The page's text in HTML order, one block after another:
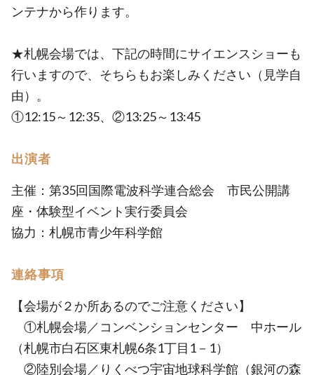
ンテナから作ります。
★札幌会場では、下記の時間にサイエンスショーも
行いますので、そちらもお楽しみください（見学自
由）。
①12:15～12:35、②13:25～13:45
出演者
主催：第35回国際電波科学連合総会 市民公開講
座・体験型イベント実行委員会
協力：札幌市青少年科学館
連絡事項
【会場が２か所あるのでご注意ください】
①札幌会場／コンベンションセンター 中ホール
（札幌市白石区東札幌6条1丁目1－1）
②陸別会場／りくべつ宇宙地球科学館（銀河の森